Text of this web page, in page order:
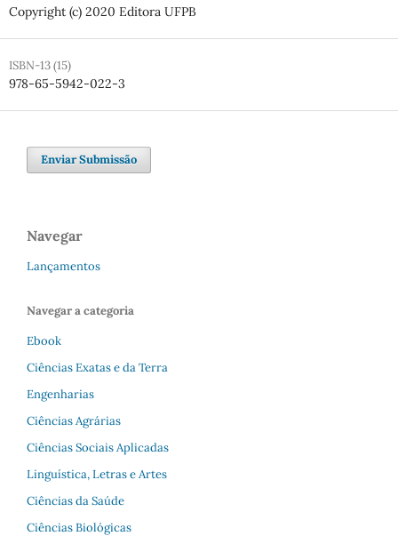
Copyright (c) 2020 Editora UFPB
ISBN-13 (15)
978-65-5942-022-3
Enviar Submissão
Navegar
Lançamentos
Navegar a categoria
Ebook
Ciências Exatas e da Terra
Engenharias
Ciências Agrárias
Ciências Sociais Aplicadas
Linguística, Letras e Artes
Ciências da Saúde
Ciências Biológicas